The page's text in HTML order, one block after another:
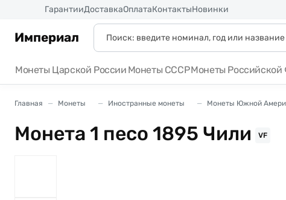
ГарантииДоставкаОплатаКонтактыНовинки
Империал
Монеты Царской России Монеты СССРМонеты
Главная Монеты Иностранные монеты Монеты Южной
Монета 1 песо 1895 Чили VF